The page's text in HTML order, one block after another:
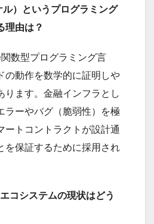
）というプログラミング
理由は？
数型プログラミング言
の動作を数学的に証明しや
ります。金融インフラとし
ラーやバグ（脆弱性）を極
ートコントラクトが設計通
を保証するために採用され
コシステムの現状はどう